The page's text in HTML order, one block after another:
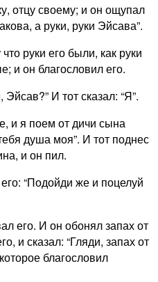
отцу своему; и он ощупал
а руки, руки Эйсава”.
руки его были, как руки
и он благословил его.
И тот сказал: “Я”.
и я поем от дичи сына
душа моя”. И тот поднес
и он пил.
“Подойди же и поцелуй
его. И он обонял запах от
и сказал: “Гляди, запах от
благословил